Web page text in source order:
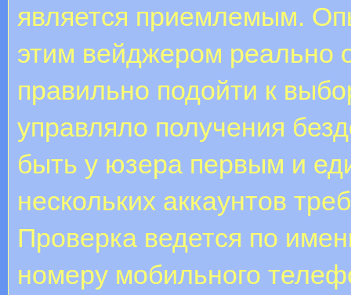
является приемлемым.
этим вейджером реально
правильно подойти к
управляло получения
быть у юзера первым и
нескольких аккаунтов
Проверка ведется по
номеру мобильного